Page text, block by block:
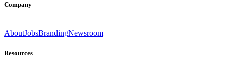
Company
AboutJobsBrandingNewsroom
Resources